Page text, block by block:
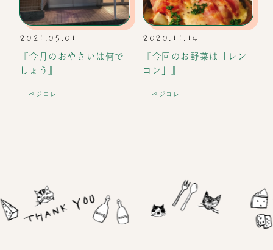
2021.05.01
『今月のおやさいは何で
しょう』
ベジコレ
2020.11.14
『今回のお野菜は「レン
コン」』
ベジコレ